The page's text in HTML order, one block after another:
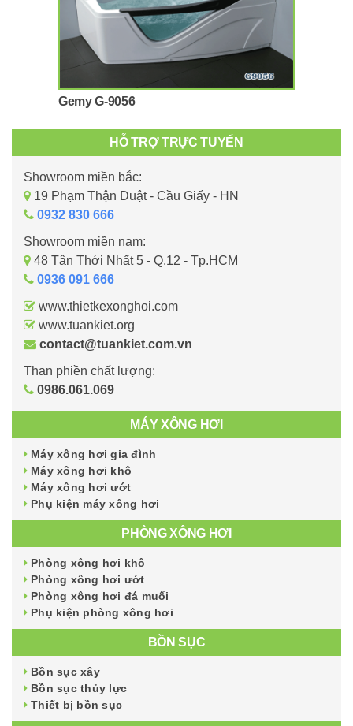
Gemy G-9056
HỖ TRỢ TRỰC TUYẾN
Showroom miền bắc:
19 Phạm Thận Duật - Cầu Giấy - HN
0932 830 666
Showroom miền nam:
48 Tân Thới Nhất 5 - Q.12 - Tp.HCM
0936 091 666
www.thietkexonghoi.com
www.tuankiet.org
contact@tuankiet.com.vn
Than phiền chất lượng:
0986.061.069
MÁY XÔNG HƠI
Máy xông hơi gia đình
Máy xông hơi khô
Máy xông hơi ướt
Phụ kiện máy xông hơi
PHÒNG XÔNG HƠI
Phòng xông hơi khô
Phòng xông hơi ướt
Phòng xông hơi đá muối
Phụ kiện phòng xông hơi
BỒN SỤC
Bồn sục xây
Bồn sục thủy lực
Thiết bị bồn sục